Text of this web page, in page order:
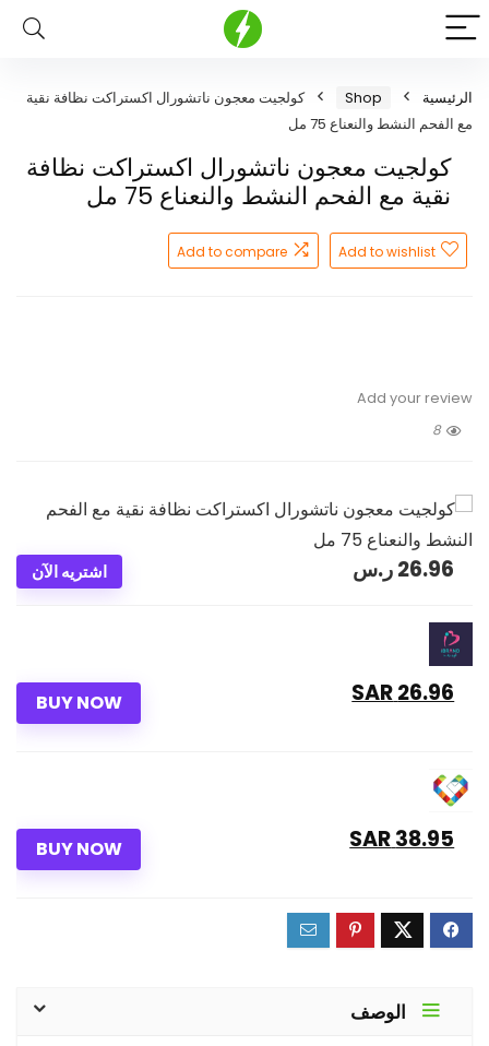
الرئيسية Shop
كولجيت معجون ناتشورال اكستراكت نظافة نقية
مع الفحم النشط والنعناع 75 مل
كولجيت معجون ناتشورال اكستراكت نظافة
نقية مع الفحم النشط والنعناع 75 مل
Add to wishlist
Add to compare
Add your review
8
اشتريه الآن 26.96ر.س
BUY NOW 26.96 SAR
BUY NOW 38.95 SAR
الوصف